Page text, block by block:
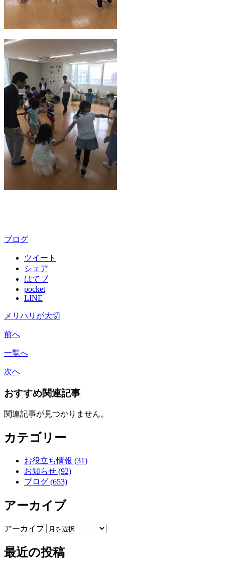
ブログ
ツイート
シェア
はてブ
pocket
LINE
メリハリが大切
前へ
一覧へ
次へ
おすすめ関連記事
関連記事が見つかりません。
カテゴリー
お役立ち情報 (31)
お知らせ (92)
ブログ (653)
アーカイブ
アーカイブ
最近の投稿